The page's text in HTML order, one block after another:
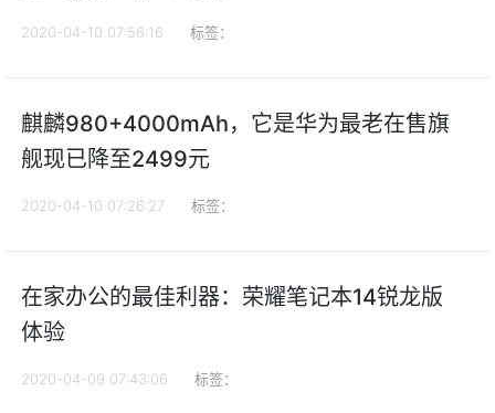
2020-04-10 07:56:16 标签：
麒麟980+4000mAh，它是华为最老在售旗
舰现已降至2499元
2020-04-10 07:26:27 标签：
在家办公的最佳利器：荣耀笔记本14锐龙版
体验
2020-04-09 07:43:06 标签：